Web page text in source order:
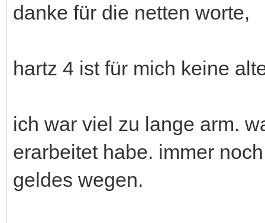
danke für die netten worte,
hartz 4 ist für mich keine
ich war viel zu lange arm.
erarbeitet habe. immer
geldes wegen.